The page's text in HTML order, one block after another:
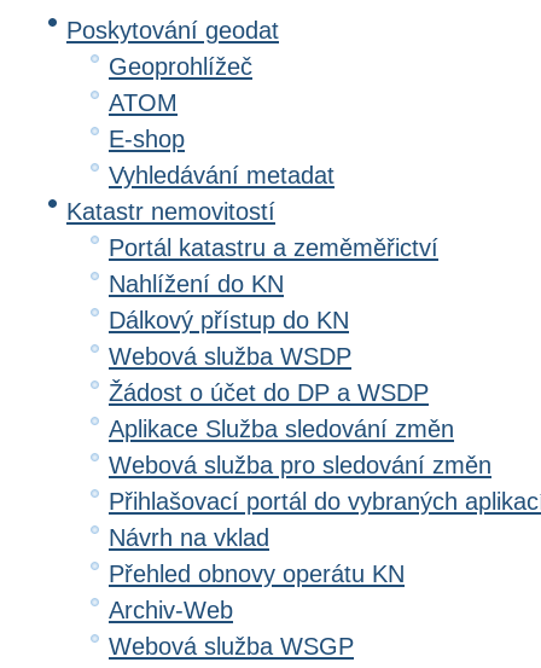
Poskytování geodat
Geoprohlížeč
ATOM
E-shop
Vyhledávání metadat
Katastr nemovitostí
Portál katastru a zeměměřictví
Nahlížení do KN
Dálkový přístup do KN
Webová služba WSDP
Žádost o účet do DP a WSDP
Aplikace Služba sledování změn
Webová služba pro sledování změn
Přihlašovací portál do vybraných
Návrh na vklad
Přehled obnovy operátu KN
Archiv-Web
Webová služba WSGP